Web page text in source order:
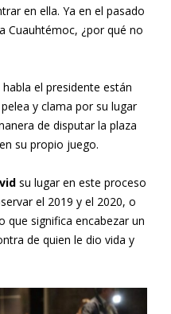
en ella. Ya en el pasado
Cuauhtémoc, ¿por qué no
el presidente están
pelea y clama por su lugar
de disputar la plaza
su propio juego.
su lugar en este proceso
el 2019 y el 2020, o
que significa encabezar un
de quien le dio vida y